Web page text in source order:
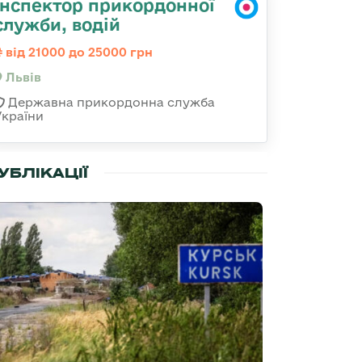
прикордонної
водій
від 21000 до 25000 грн
Львів
Державна прикордонна служба